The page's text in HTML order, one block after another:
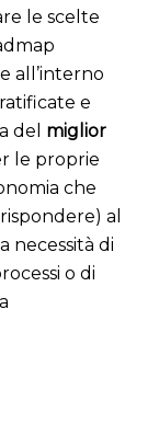
le scelte
all’interno
e
del miglior
le proprie
che
al
necessità di
o di